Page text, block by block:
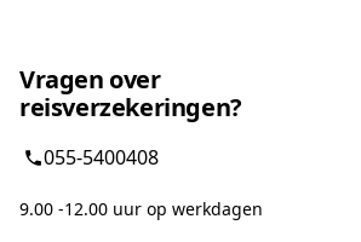
Vragen over
reisverzekeringen?
055-5400408
9.00 -12.00 uur op werkdagen